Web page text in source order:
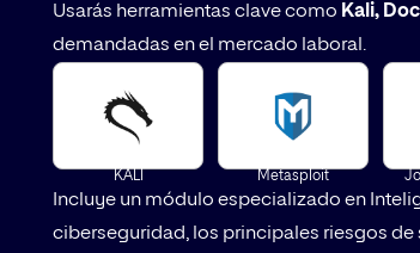
Usarás herramientas clave como Kali,
demandadas en el mercado laboral.
KALI Metasploit
Incluye un módulo especializado en
ciberseguridad, los principales riesgos de